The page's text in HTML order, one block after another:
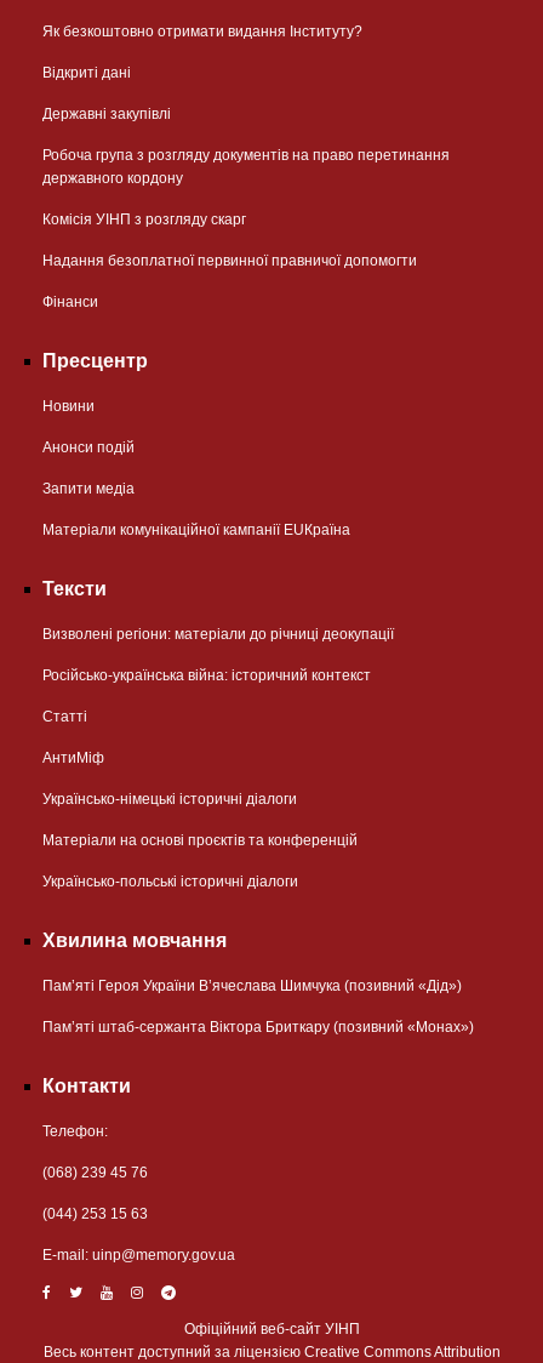
Як безкоштовно отримати видання Інституту?
Відкриті дані
Державні закупівлі
Робоча група з розгляду документів на право перетинання
державного кордону
Комісія УІНП з розгляду скарг
Надання безоплатної первинної правничої допомогти
Фінанси
Пресцентр
Новини
Анонси подій
Запити медіа
Матеріали комунікаційної кампанії EUКраїна
Тексти
Визволені регіони: матеріали до річниці деокупації
Російсько-українська війна: історичний контекст
Статті
АнтиМіф
Українсько-німецькі історичні діалоги
Матеріали на основі проєктів та конференцій
Українсько-польські історичні діалоги
Хвилина мовчання
Пам’яті Героя України В’ячеслава Шимчука (позивний «Дід»)
Пам’яті штаб-сержанта Віктора Бриткару (позивний «Монах»)
Контакти
Телефон:
(068) 239 45 76
(044) 253 15 63
Е-mail: uinp@memory.gov.ua
Офіційний веб-сайт УІНП
Весь контент доступний за ліцензією Creative Commons Attribution